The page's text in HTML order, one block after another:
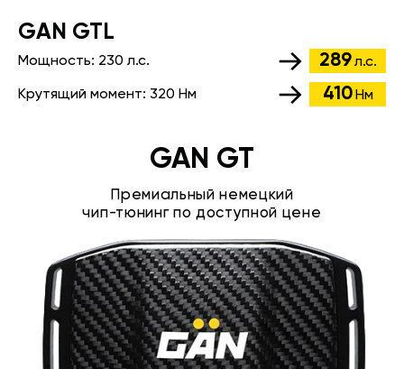
GАN GTL
Мощность: 230 л.с. 289 л.с.
Крутящий момент: 320 Нм 410 Нм
GAN GT
Премиальный немецкий
чип-тюнинг по доступной цене